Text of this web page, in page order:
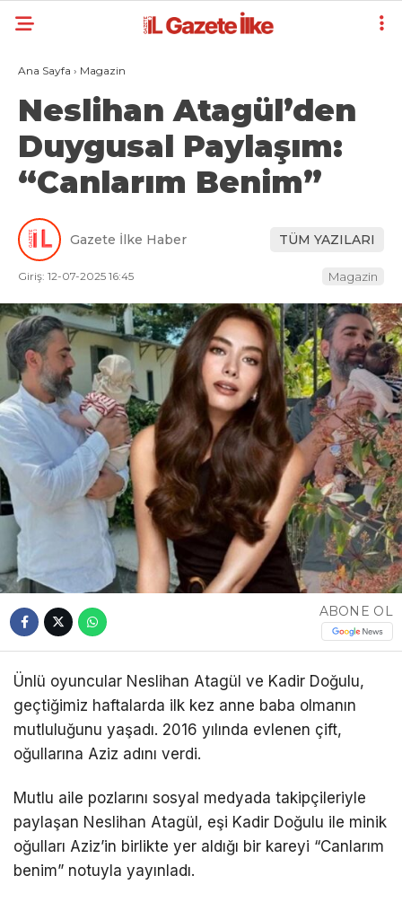
Ana Sayfa › Magazin
Neslihan Atagül’den
Duygusal Paylaşım:
“Canlarım Benim”
Gazete İlke Haber TÜM YAZILARI
Giriş: 12-07-2025 16:45 Magazin
ABONE OL
Ünlü oyuncular Neslihan Atagül ve Kadir Doğulu,
geçtiğimiz haftalarda ilk kez anne baba olmanın
mutluluğunu yaşadı. 2016 yılında evlenen çift,
oğullarına Aziz adını verdi.
Mutlu aile pozlarını sosyal medyada takipçileriyle
paylaşan Neslihan Atagül, eşi Kadir Doğulu ile minik
oğulları Aziz’in birlikte yer aldığı bir kareyi “Canlarım
benim” notuyla yayınladı.